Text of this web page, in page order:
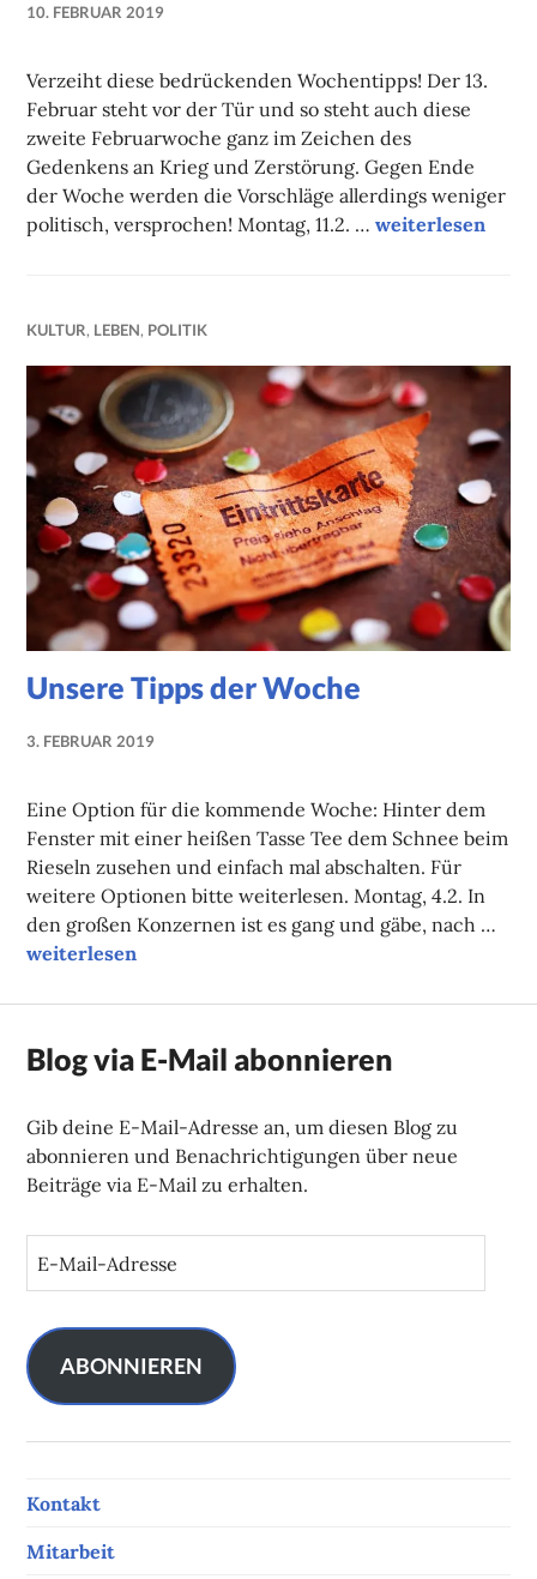
10. FEBRUAR 2019
Verzeiht diese bedrückenden Wochentipps! Der 13.
Februar steht vor der Tür und so steht auch diese
zweite Februarwoche ganz im Zeichen des
Gedenkens an Krieg und Zerstörung. Gegen Ende
der Woche werden die Vorschläge allerdings weniger
politisch, versprochen! Montag, 11.2. …Unsere Tipps
weiterlesen
KULTUR, LEBEN, POLITIK
Unsere Tipps der Woche
3. FEBRUAR 2019
Eine Option für die kommende Woche: Hinter dem
Fenster mit einer heißen Tasse Tee dem Schnee beim
Rieseln zusehen und einfach mal abschalten. Für
weitere Optionen bitte weiterlesen. Montag, 4.2. In
den großen Konzernen ist es gang und gäbe, nach …
Unsere Tipps der Woche
weiterlesen
Blog via E-Mail abonnieren
Gib deine E-Mail-Adresse an, um diesen Blog zu
abonnieren und Benachrichtigungen über neue
Beiträge via E-Mail zu erhalten.
a
i
l
A
r
s
ABONNIEREN
Kontakt
Mitarbeit